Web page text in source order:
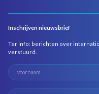
Inschrijven nieuwsbrief
Ter info: berichten over
verstuurd.